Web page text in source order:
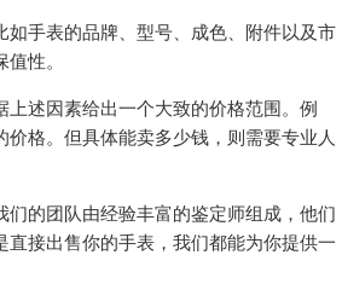
手表的品牌、型号、成色、附件以及市
性。
述因素给出一个大致的价格范围。例
格。但具体能卖多少钱，则需要专业人
的团队由经验丰富的鉴定师组成，他们
接出售你的手表，我们都能为你提供一